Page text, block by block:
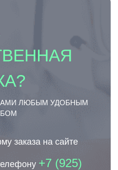
ЛЮБЫМ УДОБНЫМ
заказа на сайте
+7 (925)